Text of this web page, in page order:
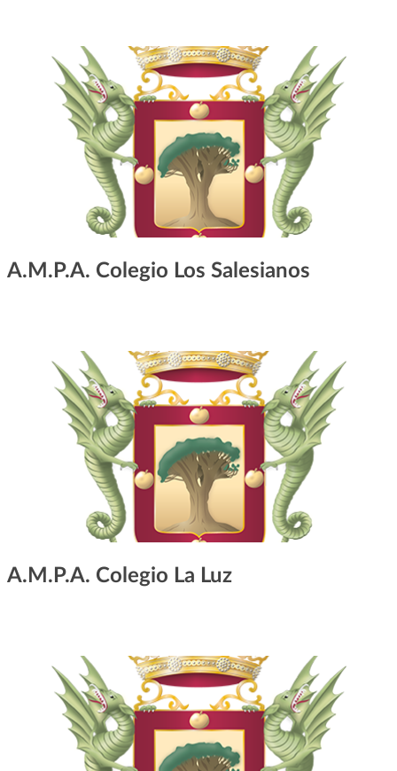
A.M.P.A. Colegio Los Salesianos
A.M.P.A. Colegio La Luz